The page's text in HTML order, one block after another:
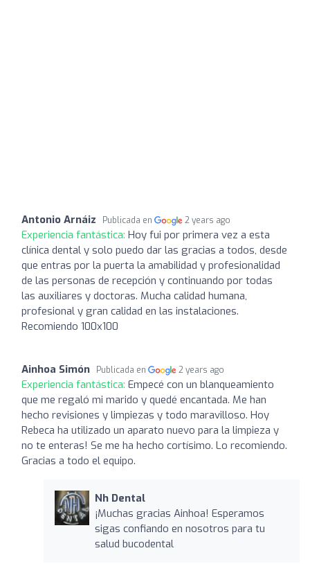
Antonio Arnáiz Publicada en 2 years ago
Experiencia fantástica: Hoy fui por primera vez a esta
clínica dental y solo puedo dar las gracias a todos, desde
que entras por la puerta la amabilidad y profesionalidad
de las personas de recepción y continuando por todas
las auxiliares y doctoras. Mucha calidad humana,
profesional y gran calidad en las instalaciones.
Recomiendo 100x100
Ainhoa Simón Publicada en 2 years ago
Experiencia fantástica: Empecé con un blanqueamiento
que me regaló mi marido y quedé encantada. Me han
hecho revisiones y limpiezas y todo maravilloso. Hoy
Rebeca ha utilizado un aparato nuevo para la limpieza y
no te enteras! Se me ha hecho cortísimo. Lo recomiendo.
Gracias a todo el equipo.
Nh Dental
¡Muchas gracias Ainhoa! Esperamos
sigas confiando en nosotros para tu
salud bucodental